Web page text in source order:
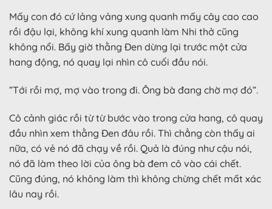
Mấy con đó cứ lảng vảng xung quanh mấy cây cao cao
rồi đậu lại, không khí xung quanh làm Nhi thở cũng
không nổi. Bấy giờ thằng Đen dừng lại trước một cửa
hang động, nó quay lại nhìn cô cuối đầu nói.
”Tới rồi mợ, mợ vào trong đi. Ông bà đang chờ mợ đó”.
Cô cảnh giác rồi từ từ bước vào trong cửa hang, cô quay
đầu nhìn xem thằng Đen đâu rồi. Thì chẳng còn thấy ai
nữa, có vẻ nó đã chạy về rồi. Quả là đúng như cậu nói,
nó đã làm theo lời của ông bà đem cô vào cái chết.
Cũng đúng, nó không làm thì không chừng chết mất xác
lâu nay rồi.